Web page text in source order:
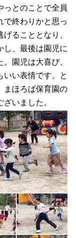
っとのことで全員
で終わりかと思っ
ることとなり、
し、最後は園児に
園児は大喜び、
い表情です。と
まほろば保育園の
いました。